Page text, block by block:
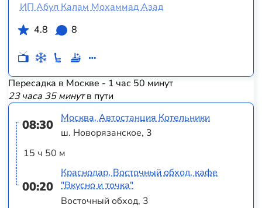
ИП Абул Калам Мохаммад Азад
4.8
8
Пересадка в Москве - 1 час 50 минут
23 часа 35 минутв пути
08:30
15 ч 50 м
00:20
Москва, Автостанция Котельники
ш. Новорязанское, 3
Краснодар, Восточный обход, кафе
"Вкусно и точка"
Восточный обход, 3